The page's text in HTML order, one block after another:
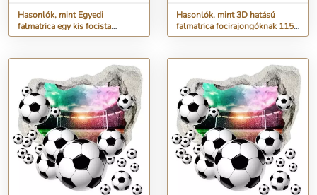
Hasonlók, mint Egyedi
falmatrica egy kis focista
számára 120 x 120 cm
Hasonlók, mint 3D hatású
falmatrica focirajongóknak 115
x 180 cm